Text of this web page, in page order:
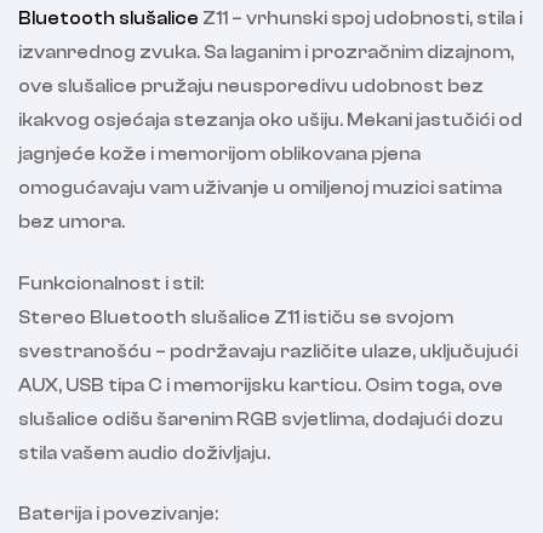
Bluetooth slušalice Z11 – vrhunski spoj udobnosti, stila i
izvanrednog zvuka. Sa laganim i prozračnim dizajnom,
ove slušalice pružaju neusporedivu udobnost bez
ikakvog osjećaja stezanja oko ušiju. Mekani jastučići od
jagnjeće kože i memorijom oblikovana pjena
omogućavaju vam uživanje u omiljenoj muzici satima
bez umora.
Funkcionalnost i stil:
Stereo Bluetooth slušalice Z11 ističu se svojom
svestranošću – podržavaju različite ulaze, uključujući
AUX, USB tipa C i memorijsku karticu. Osim toga, ove
slušalice odišu šarenim RGB svjetlima, dodajući dozu
stila vašem audio doživljaju.
Baterija i povezivanje: